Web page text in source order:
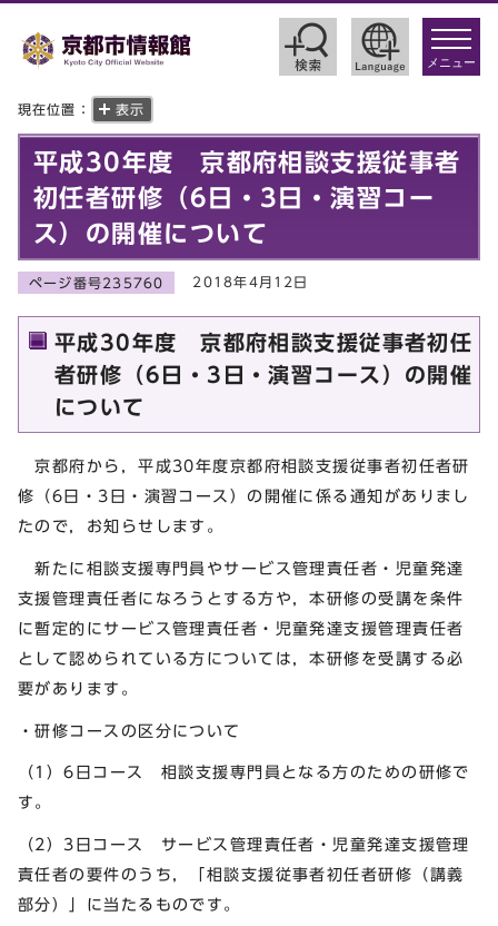
toggle
メニュー
現在位置： 表示
平成30年度 京都府相談支援従事者
初任者研修（6日・3日・演習コー
ス）の開催について
ページ番号235760 2018年4月12日
平成30年度 京都府相談支援従事者初任
者研修（6日・3日・演習コース）の開催
について
京都府から，平成30年度京都府相談支援従事者初任者研
修（6日・3日・演習コース）の開催に係る通知がありまし
たので，お知らせします。
新たに相談支援専門員やサービス管理責任者・児童発達
支援管理責任者になろうとする方や，本研修の受講を条件
に暫定的にサービス管理責任者・児童発達支援管理責任者
として認められている方については，本研修を受講する必
要があります。
・研修コースの区分について
（1）6日コース 相談支援専門員となる方のための研修で
す。
（2）3日コース サービス管理責任者・児童発達支援管理
責任者の要件のうち，「相談支援従事者初任者研修（講義
部分）」に当たるものです。